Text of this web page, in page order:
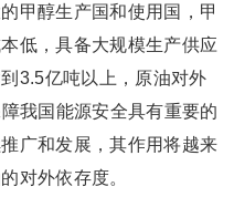
甲醇生产国和使用国，甲
低，具备大规模生产供应
3.5亿吨以上，原油对外
我国能源安全具有重要的
广和发展，其作用将越来
对外依存度。